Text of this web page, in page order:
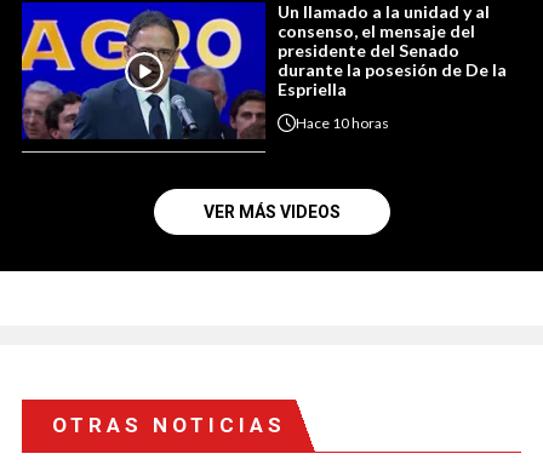
Un llamado a la unidad y al
consenso, el mensaje del
presidente del Senado
durante la posesión de De la
Espriella
Hace 10 horas
VER MÁS VIDEOS
OTRAS NOTICIAS